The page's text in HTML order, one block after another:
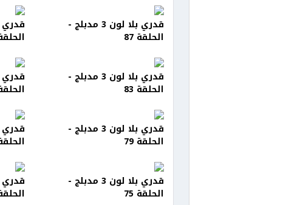
قدري بلا لون 3 مدبلج -
الحلقة 87 الحلقة
قدري بلا لون 3 مدبلج -
الحلقة 83 الحلقة
قدري بلا لون 3 مدبلج -
الحلقة 79 الحلقة
قدري بلا لون 3 مدبلج -
الحلقة 75 الحلقة